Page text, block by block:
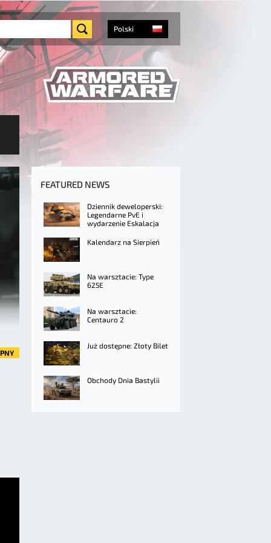
Polski
FEATURED NEWS
Dziennik deweloperski:
Legendarne PvE i
wydarzenie Eskalacja
Kalendarz na Sierpień
Na warsztacie: Type
625E
Na warsztacie:
Centauro 2
Już dostępne: Złoty Bilet
Obchody Dnia Bastylii